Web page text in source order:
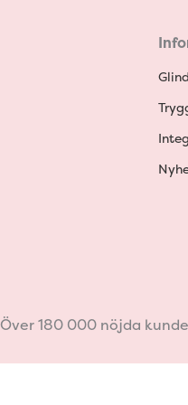
Över 180 000 nöjda